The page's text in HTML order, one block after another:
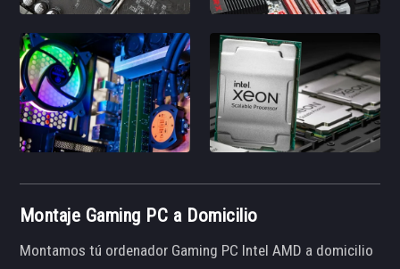
Montaje Gaming PC a Domicilio
Montamos tú ordenador Gaming PC Intel AMD a domicilio